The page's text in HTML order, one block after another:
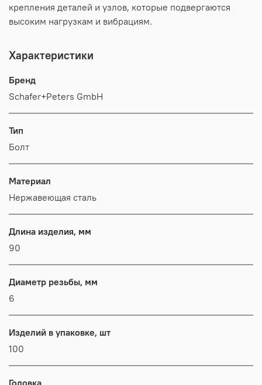
крепления деталей и узлов, которые подвергаются
высоким нагрузкам и вибрациям.
Характеристики
Бренд
Schafer+Peters GmbH
Тип
Болт
Материал
Нержавеющая сталь
Длина изделия, мм
90
Диаметр резьбы, мм
6
Изделий в упаковке, шт
100
Головка